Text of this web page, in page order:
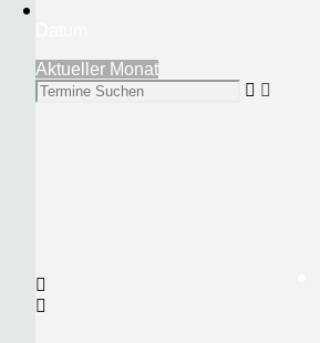
Aktueller Monat